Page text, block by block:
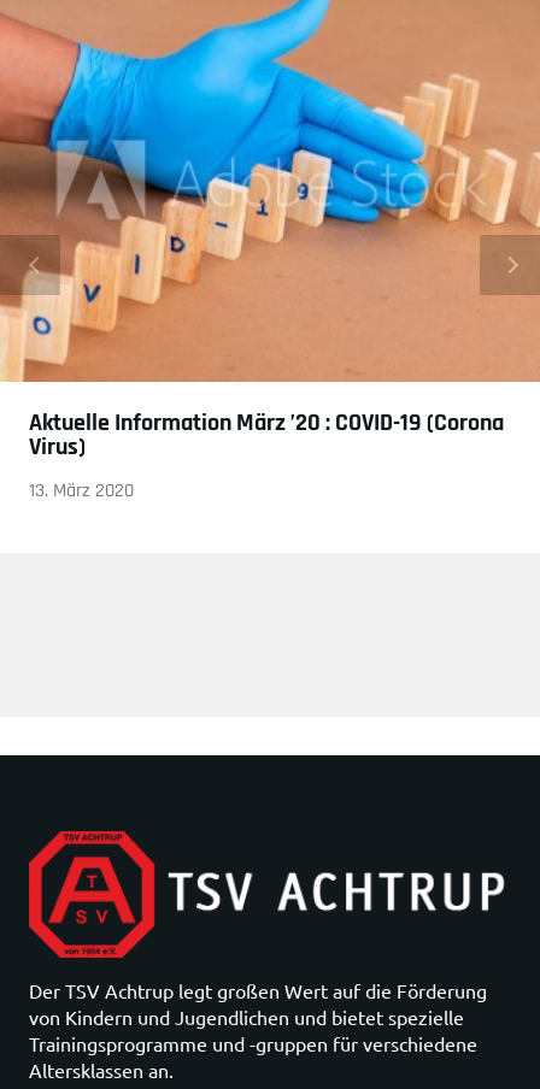
Aktuelle Information März ’20 : COVID-19 (Corona
Virus)
13. März 2020
Der TSV Achtrup legt großen Wert auf die Förderung
von Kindern und Jugendlichen und bietet spezielle
Trainingsprogramme und -gruppen für verschiedene
Altersklassen an.